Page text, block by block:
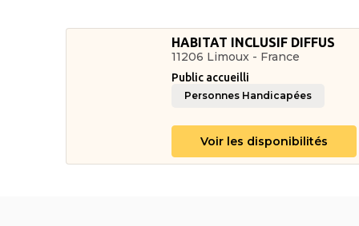
HABITAT INCLUSIF DIFFUS
11206 Limoux - France
Public accueilli
Personnes Handicapées
Voir les disponibilités